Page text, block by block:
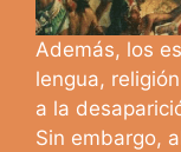
Además, los
lengua,
a la
Sin embargo,